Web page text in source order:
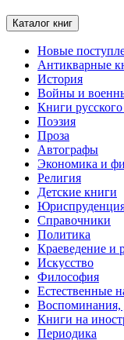
Каталог книг
Новые
Антикварные
История
Войны и
Книги
Поэзия
Проза
Автографы
Экономика и
Религия
Детские книги
Справочники
Политика
Краеведение и
Искусство
Философия
Естественные
Воспоминания,
Книги на
Периодика